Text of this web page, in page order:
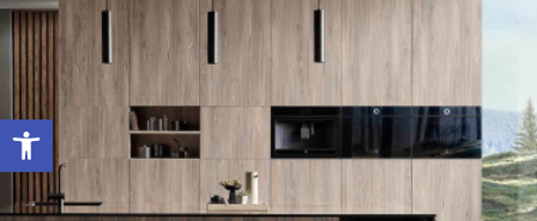
פתח
לייעוץ מקצועי והצעת מחיר: 072-2160644